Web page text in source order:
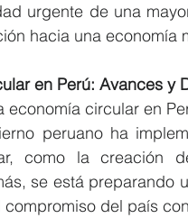
urgente de una
hacia una economía
en Perú: Avances y
economía circular en
peruano ha
como la creación
se está preparando
compromiso del país